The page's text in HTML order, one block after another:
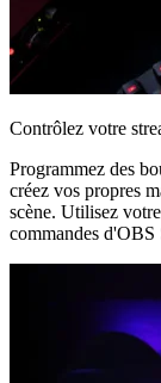
Contrôlez votre
Programmez des
créez vos propres
scène. Utilisez
commandes